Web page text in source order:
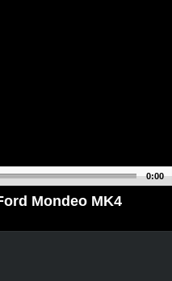
0:00
Mondeo MK4